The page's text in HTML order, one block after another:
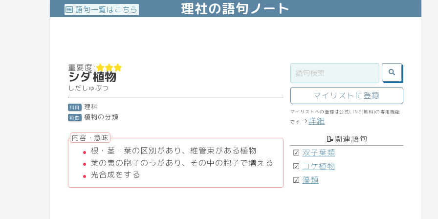
語句一覧はこちら 理社の語句ノート
重要度:
シダ植物
しだしゅぶつ
科目 理科
範囲 植物の分類
内容・意味
根・茎・葉の区別があり、維管束がある植物
葉の裏の胞子のうがあり、その中の胞子で増える
光合成をする
マイリストに登録
マイリストへの登録は公式LINE(無料)の専用機能
です →詳細
📝関連語句
☑ 双子葉類
☑ コケ植物
☑ 藻類